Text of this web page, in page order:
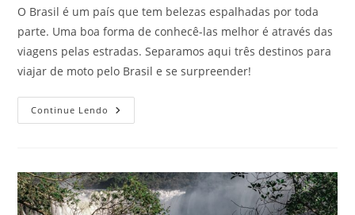
O Brasil é um país que tem belezas espalhadas por toda
parte. Uma boa forma de conhecê-las melhor é através das
viagens pelas estradas. Separamos aqui três destinos para
viajar de moto pelo Brasil e se surpreender!
Continue Lendo Viajar
De
3
Destinos
Incríveis